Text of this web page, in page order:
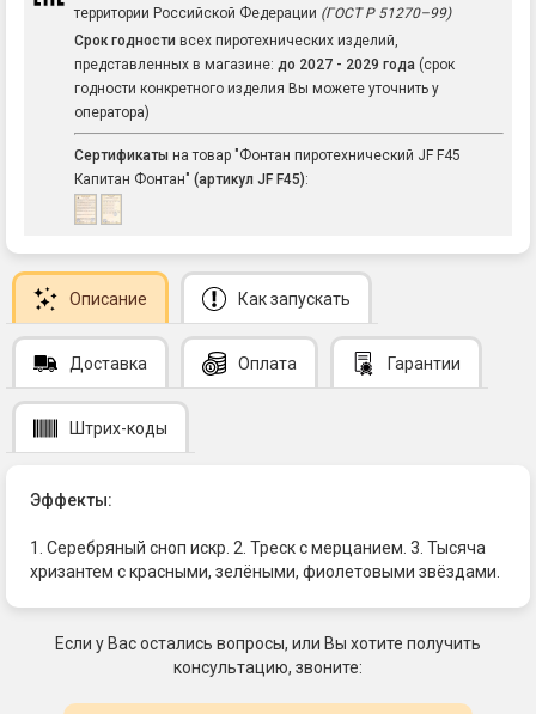
территории Российской Федерации (ГОСТ Р 51270–99)
Срок годности всех пиротехнических изделий,
представленных в магазине: до 2027 - 2029 года (срок
годности конкретного изделия Вы можете уточнить у
оператора)
Сертификаты на товар "Фонтан пиротехнический JF F45
Капитан Фонтан" (артикул JF F45):
Описание Как запускать
Доставка Оплата Гарантии
Штрих-коды
Эффекты:
1. Серебряный сноп искр. 2. Треск с мерцанием. 3. Тысяча
хризантем с красными, зелёными, фиолетовыми звёздами.
Если у Вас остались вопросы, или Вы хотите получить
консультацию, звоните: